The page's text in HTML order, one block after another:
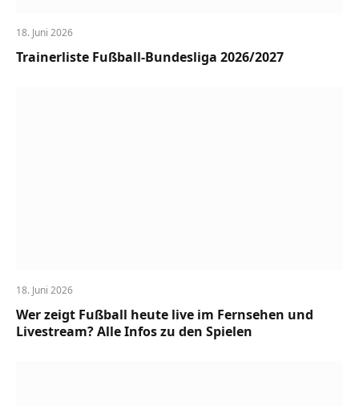
18. Juni 2026
Trainerliste Fußball-Bundesliga 2026/2027
18. Juni 2026
Wer zeigt Fußball heute live im Fernsehen und
Livestream? Alle Infos zu den Spielen